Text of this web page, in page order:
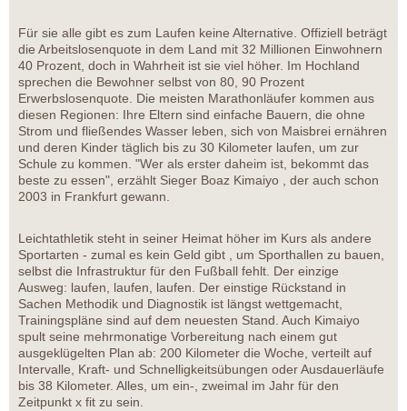
Für sie alle gibt es zum Laufen keine Alternative. Offiziell beträgt
die Arbeitslosenquote in dem Land mit 32 Millionen Einwohnern
40 Prozent, doch in Wahrheit ist sie viel höher. Im Hochland
sprechen die Bewohner selbst von 80, 90 Prozent
Erwerbslosenquote. Die meisten Marathonläufer kommen aus
diesen Regionen: Ihre Eltern sind einfache Bauern, die ohne
Strom und fließendes Wasser leben, sich von Maisbrei ernähren
und deren Kinder täglich bis zu 30 Kilometer laufen, um zur
Schule zu kommen. "Wer als erster daheim ist, bekommt das
beste zu essen", erzählt Sieger Boaz Kimaiyo , der auch schon
2003 in Frankfurt gewann.
Leichtathletik steht in seiner Heimat höher im Kurs als andere
Sportarten - zumal es kein Geld gibt , um Sporthallen zu bauen,
selbst die Infrastruktur für den Fußball fehlt. Der einzige
Ausweg: laufen, laufen, laufen. Der einstige Rückstand in
Sachen Methodik und Diagnostik ist längst wettgemacht,
Trainingspläne sind auf dem neuesten Stand. Auch Kimaiyo
spult seine mehrmonatige Vorbereitung nach einem gut
ausgeklügelten Plan ab: 200 Kilometer die Woche, verteilt auf
Intervalle, Kraft- und Schnelligkeitsübungen oder Ausdauerläufe
bis 38 Kilometer. Alles, um ein-, zweimal im Jahr für den
Zeitpunkt x fit zu sein.